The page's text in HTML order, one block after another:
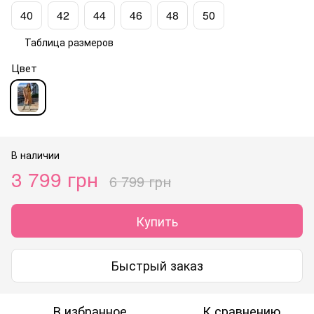
40 42 44 46 48 50
Таблица размеров
Цвет
В наличии
3 799 грн 6 799 грн
Купить
Быстрый заказ
В избранное К сравнению